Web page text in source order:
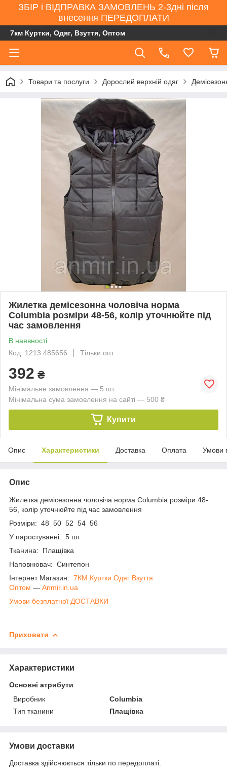
ЗБІР і ВІДПРАВКА ЗАМОВЛЕНЬ 2-3дні після
внесення ПЕРЕДОПЛАТИ
7км Куртки, Одяг, Взуття, Оптом
Товари та послуги Дорослий верхній одяг
Жилетка демісезонна чоловіча норма
Columbia розміри 48-56, колір уточнюйте під
час замовлення
В наявності
Код: 1213 485656
Тільки опт
392 ₴
Мінімальне замовлення — 5 шт.
Мінімальна сума замовлення на сайті — 500 ₴
Купити
Опис Характеристики Доставка Оплата Умови
Опис
Жилетка демісезонна чоловіча норма Columbia розміри 48-
56, колір уточнюйте під час замовлення
Розміри: 48 50 52 54 56
У паростуванні: 5 шт
Тканина: Плащівка
Наповнювач: Синтепон
Інтернет Магазин: 7КМ Куртки Одяг Взуття
Оптом ― Anmir.in.ua
Умови безплатної ДОСТАВКИ
Приховати
Характеристики
Основні атрибути
Виробник
Columbia
Тип тканини
Плащівка
Умови доставки
Доставка здійснюється тільки по передоплаті.